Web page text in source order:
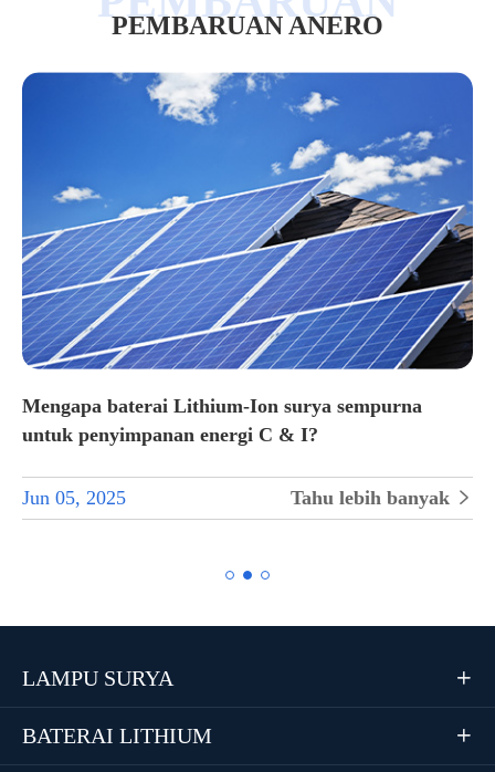
PEMBARUAN ANERO
Mengapa baterai Lithium-Ion surya sempurna
untuk penyimpanan energi C & I?
Jun 05, 2025 Tahu lebih banyak 
LAMPU SURYA 
BATERAI LITHIUM 